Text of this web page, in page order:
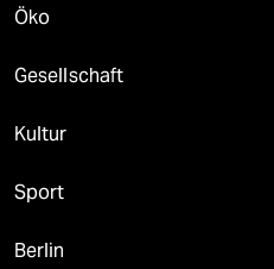
Öko
Gesellschaft
Kultur
Sport
Berlin